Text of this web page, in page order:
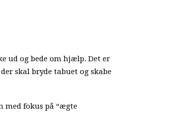
ud og bede om hjælp. Det er
skal bryde tabuet og skabe
med fokus på “ægte